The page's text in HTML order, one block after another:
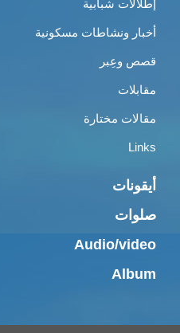
إطلالات شبابية
أخبار ونشاطات مسكونية
قصص وعِبر
مقابلات
مقالات مختارة
Links
أيقونات
صلوات
Audio/video
Album